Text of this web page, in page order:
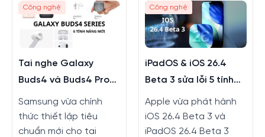
Công nghệ
Tai nghe Galaxy
Buds4 và Buds4 Pro
màu mới, tính năng
mới
Samsung vừa chính
thức thiết lập tiêu
chuẩn mới cho tai
Công nghệ
iPadOS & iOS 26.4
Beta 3 sửa lỗi 5 tính
năng
Apple vừa phát hành
iOS 26.4 Beta 3 và
iPadOS 26.4 Beta 3